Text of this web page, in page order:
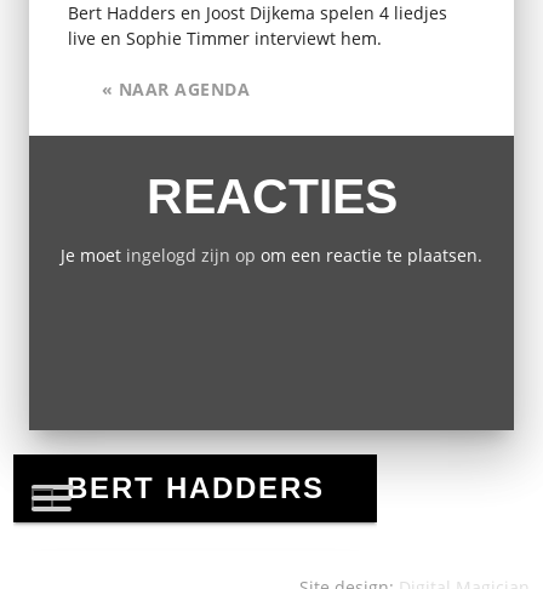
Bert Hadders en Joost Dijkema spelen 4 liedjes
live en Sophie Timmer interviewt hem.
« NAAR AGENDA
REACTIES
Je moet ingelogd zijn op om een reactie te plaatsen.